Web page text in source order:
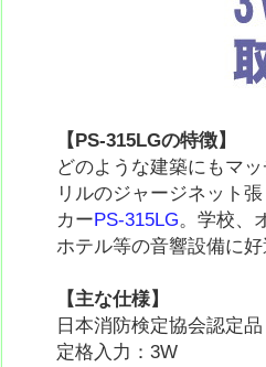
【PS-315LGの特徴】
どのような建築にもマ
リルのジャージネット
カー PS-315LG。学校、
ホテル等の音響設備に
【主な仕様】
日本消防検定協会認定品
定格入力：3W